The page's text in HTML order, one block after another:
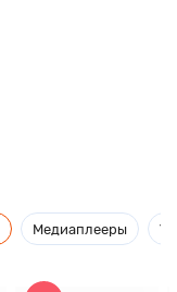
Медиаплееры